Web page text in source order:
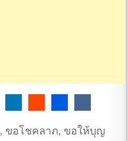
, ขอโชคลาภ, ขอให้บุญ